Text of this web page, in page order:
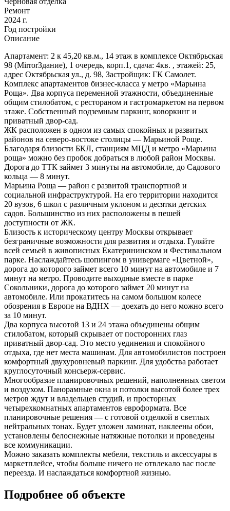
Ремонт
2024 г.
Год постройки
Описание
Апартамент: 2 к 45,20 кв.м., 14 этаж в комплексе Октябрьская
98 (MirrorЗдание), 1 очередь, корп.1, сдача: 4кв. , этажей: 25,
адрес Октябрьская ул., д. 98, Застройщик: ГК Самолет.
Комплекс апартаментов бизнес-класса у метро «Марьина
Роща». Два корпуса переменной этажности, объединенные
общим стилобатом, с рестораном и гастромаркетом на первом
этаже. Собственный подземным паркинг, коворкинг и
приватный двор-сад.
ЖК расположен в одном из самых спокойных и развитых
районов на северо-востоке столицы — Марьиной Роще.
Благодаря близости БКЛ, станциям МЦД и метро «Марьина
роща» можно без пробок добраться в любой район Москвы.
Дорога до ТТК займет 3 минуты на автомобиле, до Садового
кольца — 8 минут.
Марьина Роща — район с развитой транспортной и
социальной инфраструктурой. На его территории находится
20 вузов, 6 школ с различным уклоном и десятки детских
садов. Большинство из них расположены в пешей
доступности от ЖК.
Близость к историческому центру Москвы открывает
безграничные возможности для развития и отдыха. Гуляйте
всей семьей в живописных Екатерининском и Фестивальном
парке. Наслаждайтесь шопингом в универмаге «Цветной»,
дорога до которого займет всего 10 минут на автомобиле и 7
минут на метро. Проводите выходные вместе в парке
Сокольники, дорога до которого займет 20 минут на
автомобиле. Или прокатитесь на самом большом колесе
обозрения в Европе на ВДНХ — доехать до него можно всего
за 10 минут.
Два корпуса высотой 13 и 24 этажа объединены общим
стилобатом, который скрывает от посторонних глаз
приватный двор-сад. Это место уединения и спокойного
отдыха, где нет места машинам. Для автомобилистов построен
комфортный двухуровневый паркинг. Для удобства работает
круглосуточный консьерж-сервис.
Многообразие планировочных решений, наполненных светом
и воздухом. Панорамные окна и потолки высотой более трех
метров ждут и владельцев студий, и просторных
четырехкомнатных апартаментов евроформата. Все
планировочные решения — с готовой отделкой в светлых
нейтральных тонах. Будет уложен ламинат, наклеены обои,
установлены белоснежные натяжные потолки и проведены
все коммуникации.
Можно заказать комплекты мебели, текстиль и аксессуары в
маркетплейсе, чтобы больше ничего не отвлекало вас после
переезда. И наслаждаться комфортной жизнью.
Подробнее об объекте